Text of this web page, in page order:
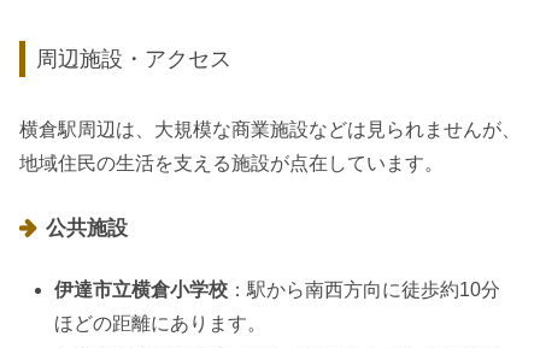
周辺施設・アクセス
横倉駅周辺は、大規模な商業施設などは見られませんが、
地域住民の生活を支える施設が点在しています。
公共施設
伊達市立横倉小学校 ：駅から南西方向に徒歩約10分
ほどの距離にあります。